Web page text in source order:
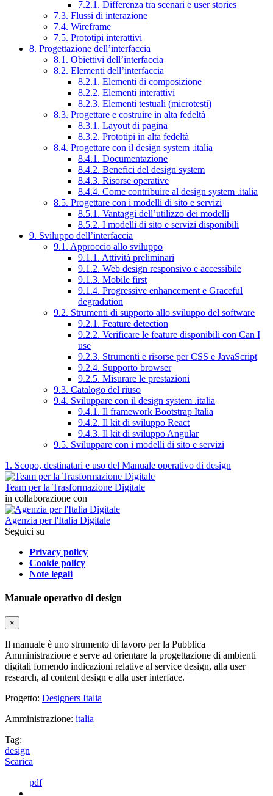
7.2.1. Differenza tra scenari e user stories
7.3. Flussi di interazione
7.4. Wireframe
7.5. Prototipi interattivi
8. Progettazione dell’interfaccia
8.1. Obiettivi dell’interfaccia
8.2. Elementi dell’interfaccia
8.2.1. Elementi di composizione
8.2.2. Elementi interattivi
8.2.3. Elementi testuali (microtesti)
8.3. Progettare e costruire in alta fedeltà
8.3.1. Layout di pagina
8.3.2. Prototipi in alta fedeltà
8.4. Progettare con il design system .italia
8.4.1. Documentazione
8.4.2. Benefici del design system
8.4.3. Risorse operative
8.4.4. Come contribuire al design system .italia
8.5. Progettare con i modelli di sito e servizi
8.5.1. Vantaggi dell’utilizzo dei modelli
8.5.2. I modelli di sito e servizi disponibili
9. Sviluppo dell’interfaccia
9.1. Approccio allo sviluppo
9.1.1. Attività preliminari
9.1.2. Web design responsivo e accessibile
9.1.3. Mobile first
9.1.4. Progressive enhancement e Graceful
degradation
9.2. Strumenti di supporto allo sviluppo del software
9.2.1. Feature detection
9.2.2. Verificare le feature disponibili con Can I
use
9.2.3. Strumenti e risorse per CSS e JavaScript
9.2.4. Supporto browser
9.2.5. Misurare le prestazioni
9.3. Catalogo del riuso
9.4. Sviluppare con il design system .italia
9.4.1. Il framework Bootstrap Italia
9.4.2. Il kit di sviluppo React
9.4.3. Il kit di sviluppo Angular
9.5. Sviluppare con i modelli di sito e servizi
1. Scopo, destinatari e uso del Manuale operativo di design
Team per la Trasformazione Digitale
in collaborazione con
Agenzia per l'Italia Digitale
Seguici su
Privacy policy
Cookie policy
Note legali
Manuale operativo di design
×
Il manuale è uno strumento di lavoro per la Pubblica
Amministrazione e serve ad orientare la progettazione di ambienti
digitali fornendo indicazioni relative al service design, alla user
research, al content design e alla user interface.
Progetto: Designers Italia
Amministrazione: italia
Tag:
design
Scarica
pdf